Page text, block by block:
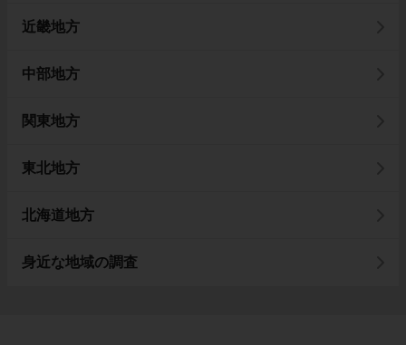
近畿地方
中部地方
関東地方
東北地方
北海道地方
身近な地域の調査